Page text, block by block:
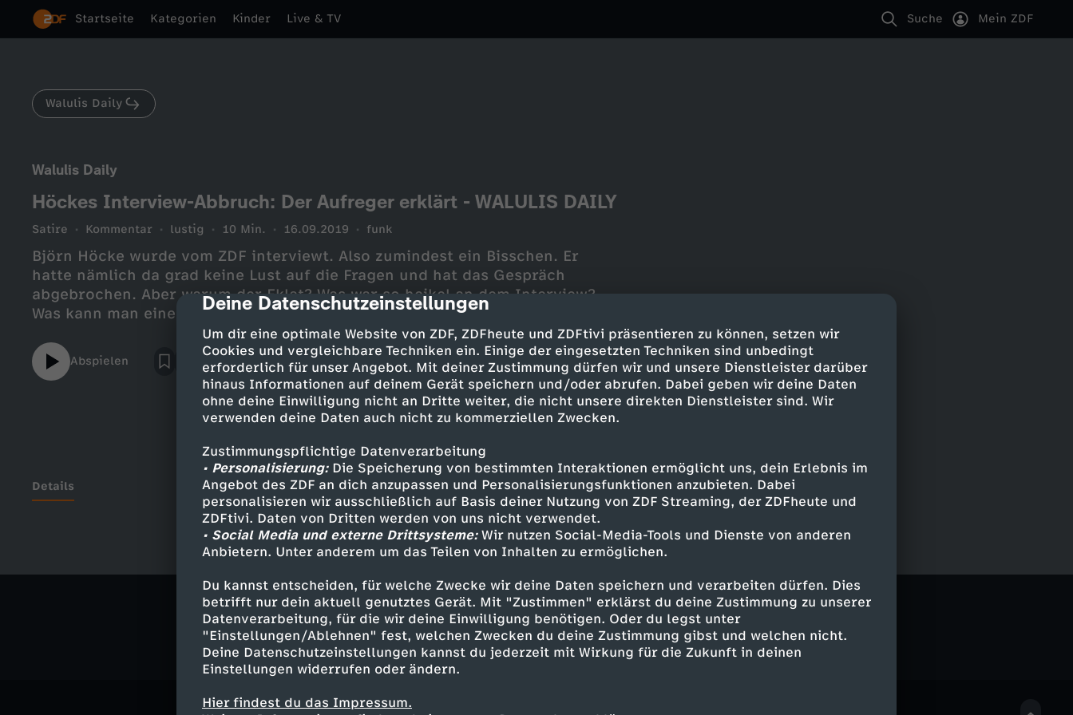
cmp-dialog-description
Deine Datenschutzeinstellungen
Um dir eine optimale Website von ZDF, ZDFheute und ZDFtivi präsentieren zu können, setzen wir
Cookies und vergleichbare Techniken ein. Einige der eingesetzten Techniken sind unbedingt
erforderlich für unser Angebot. Mit deiner Zustimmung dürfen wir und unsere Dienstleister darüber
hinaus Informationen auf deinem Gerät speichern und/oder abrufen. Dabei geben wir deine Daten
ohne deine Einwilligung nicht an Dritte weiter, die nicht unsere direkten Dienstleister sind. Wir
verwenden deine Daten auch nicht zu kommerziellen Zwecken.
Zustimmungspflichtige Datenverarbeitung
• Personalisierung:Die Speicherung von bestimmten Interaktionen ermöglicht uns, dein Erlebnis im
Angebot des ZDF an dich anzupassen und Personalisierungsfunktionen anzubieten. Dabei
personalisieren wir ausschließlich auf Basis deiner Nutzung von ZDF Streaming, der ZDFheute und
ZDFtivi. Daten von Dritten werden von uns nicht verwendet.
• Social Media und externe Drittsysteme:Wir nutzen Social-Media-Tools und Dienste von anderen
Anbietern. Unter anderem um das Teilen von Inhalten zu ermöglichen.
Du kannst entscheiden, für welche Zwecke wir deine Daten speichern und verarbeiten dürfen. Dies
betrifft nur dein aktuell genutztes Gerät. Mit "Zustimmen" erklärst du deine Zustimmung zu unserer
Datenverarbeitung, für die wir deine Einwilligung benötigen. Oder du legst unter
"Einstellungen/Ablehnen" fest, welchen Zwecken du deine Zustimmung gibst und welchen nicht.
Deine Datenschutzeinstellungen kannst du jederzeit mit Wirkung für die Zukunft in deinen
Einstellungen widerrufen oder ändern.
Hier findest du das Impressum.
Startseite Kategorien Kinder Live & TV Suche Mein ZDF
Walulis Daily
Walulis Daily
Höckes Interview-Abbruch: Der Aufreger erklärt - WALULIS DAILY
Satire Kommentar lustig 10 Min. 16.09.2019 funk
Björn Höcke wurde vom ZDF interviewt. Also zumindest ein Bisschen. Er
hatte nämlich da grad keine Lust auf die Fragen und hat das Gespräch
abgebrochen. Aber warum der Eklat? Was war so heikel an dem Interview?
Was kann man einem AfD Politiker denn vorwerfen! Seine Frisur? Seine
blaue Krawatte? Er sieht doch so unschuldig aus!
Abspielen
Details
Ähnliche Inhalte entdecken
Satire Kommentar lustig Walulis Daily